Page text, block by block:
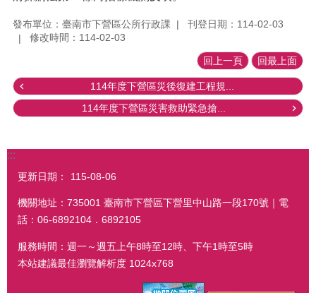
發布單位：臺南市下營區公所行政課
刊登日期：114-02-03
修改時間：114-02-03
回上一頁 回最上面
114年度下營區災後復建工程規...
114年度下營區災害救助緊急搶...
:::
更新日期： 115-08-06
機關地址：735001 臺南市下營區下營里中山路一段170號｜電
話：06-6892104．6892105
服務時間：週一～週五上午8時至12時、下午1時至5時
本站建議最佳瀏覽解析度 1024x768